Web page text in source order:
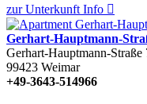
zur Unterkunft Info 
Gerhart-Hauptmann-
Gerhart-Hauptmann-Straße
99423 Weimar
+49-3643-514966